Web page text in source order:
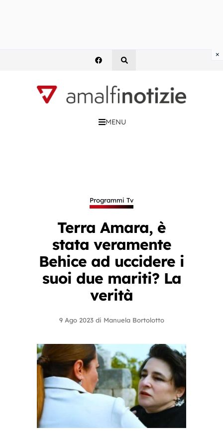
MENU
Programmi Tv
Terra Amara, è
stata veramente
Behice ad uccidere i
suoi due mariti? La
verità
9 Ago 2023 di Manuela Bortolotto
×